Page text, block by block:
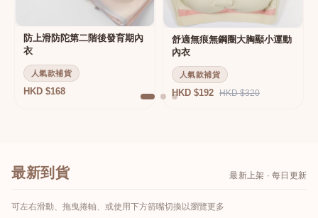
防上滑防陀第二階後發育期內
衣
人氣款補貨
HKD $168
舒適無痕無鋼圈大胸顯小運動
內衣
人氣款補貨
HKD $192 HKD $320
最新到貨 最新上架 · 每日更新
可左右滑動、拖曳捲軸、或使用下方箭嘴切換以瀏覽更多